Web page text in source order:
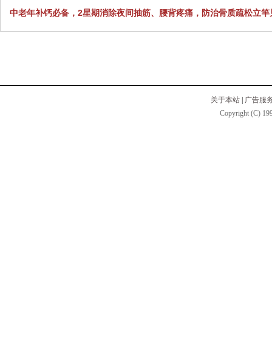
中老年补钙必备，2星期消除夜间抽筋、腰背疼痛，防治骨质疏松立竿
关于本站
广告服
Copyright (C)